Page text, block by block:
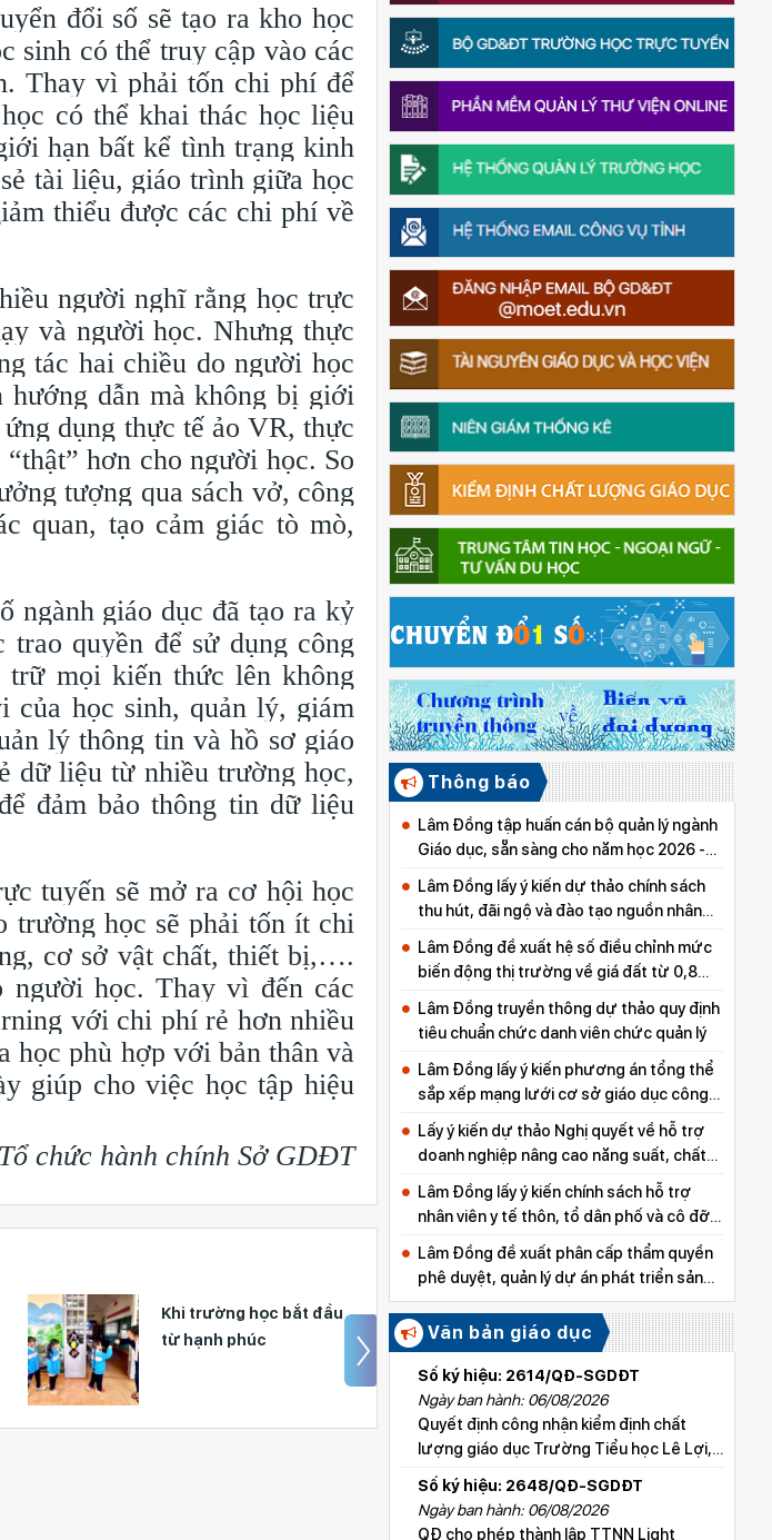
đổi số sẽ tạo ra kho học
sinh có thể truy cập vào các
Thay vì phải tốn chi phí để
có thể khai thác học liệu
hạn bất kể tình trạng kinh
tài liệu, giáo trình giữa học
thiểu được các chi phí về
người nghĩ rằng học trực
và người học. Nhưng thực
tác hai chiều do người học
dẫn mà không bị giới
dụng thực tế ảo VR, thực
hơn cho người học. So
tượng qua sách vở, công
quan, tạo cảm giác tò mò,
giáo dục đã tạo ra kỷ
quyền để sử dụng công
trữ mọi kiến thức lên không
của học sinh, quản lý, giám
lý thông tin và hồ sơ giáo
dữ liệu từ nhiều trường học,
đảm bảo thông tin dữ liệu
tuyến sẽ mở ra cơ hội học
học sẽ phải tốn ít chi
cơ sở vật chất, thiết bị,….
người học. Thay vì đến các
với chi phí rẻ hơn nhiều
học phù hợp với bản thân và
giúp cho việc học tập hiệu
chức hành chính Sở GDĐT
Thông điệp của Tổng Bí
thư, Chủ tịch nước và
Ðừng để trẻ áp lực
trước khi vào lớp 1
Thông báo
Lâm Đồng tập huấn cán bộ quản lý ngành
Giáo dục, sẵn sàng cho năm học 2026 -
Lâm Đồng lấy ý kiến dự thảo chính sách
thu hút, đãi ngộ và đào tạo nguồn nhân
lực y tế
Lâm Đồng đề xuất hệ số điều chỉnh mức
biến động thị trường về giá đất từ 0,8
đến 5,0
Lâm Đồng truyền thông dự thảo quy định
tiêu chuẩn chức danh viên chức quản lý
Lâm Đồng lấy ý kiến phương án tổng thể
sắp xếp mạng lưới cơ sở giáo dục công
lập
Lấy ý kiến dự thảo Nghị quyết về hỗ trợ
doanh nghiệp nâng cao năng suất, chất
lượng sản phẩm
Lâm Đồng lấy ý kiến chính sách hỗ trợ
nhân viên y tế thôn, tổ dân phố và cô đỡ
thôn, bản
Lâm Đồng đề xuất phân cấp thẩm quyền
phê duyệt, quản lý dự án phát triển sản
xuất thuộc các chương trình mục tiêu
quốc gia
Văn bản giáo dục
Số ký hiệu: 2614/QĐ-SGDĐT
Ngày ban hành: 06/08/2026
Quyết định công nhận kiểm định chất
lượng giáo dục Trường Tiểu học Lê Lợi,
xã Hoài Đức
Số ký hiệu: 2648/QĐ-SGDĐT
Ngày ban hành: 06/08/2026
QĐ cho phép thành lập TTNN Light